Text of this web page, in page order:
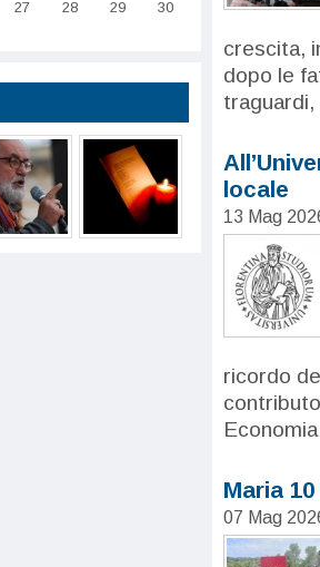
crescita,
dopo le
locale
13 Mag
ricordo
Maria
07 Mag
27 28 29
30